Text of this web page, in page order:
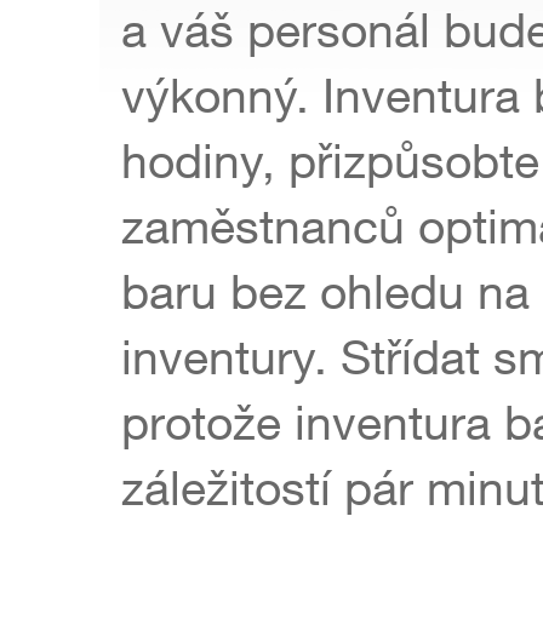
a váš personál
výkonný. Inventura
hodiny,
zaměstnanců
baru bez ohledu
inventury. Střídat
protože inventura
záležitostí pár